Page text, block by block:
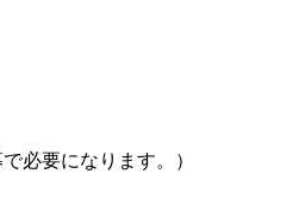
必要になります。）